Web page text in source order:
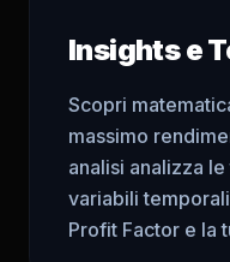
Insights e
Scopri
massimo
analisi analizza
variabili
Profit Factor e la